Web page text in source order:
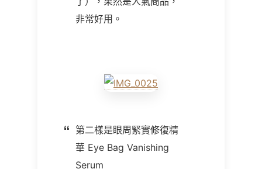
非常好用。
第二樣是眼周緊實修復精
華 Eye Bag Vanishing
Serum